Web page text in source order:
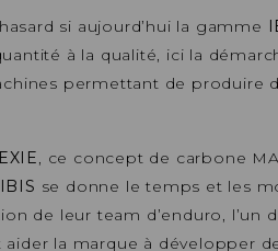
si aujourd’hui la gamme
à la qualité, ici la
permettant de produire
EXIE, ce concept de carbone
IBIS se donne le temps et les
de leur team d’enduro, l’un
la marque à développer